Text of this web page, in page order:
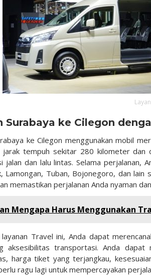
Surabaya ke Cilegon
ke Cilegon menggunakan mobil
jarak tempuh sekitar 280 kilometer
jalan dan lalu lintas. Selama perjalanan,
Lamongan, Tuban, Bojonegoro, dan lain
memastikan perjalanan Anda nyaman
Mengapa Harus Menggunakan
Travel ini, Anda dapat
aksesibilitas transportasi. Anda dapat
harga tiket yang terjangkau,
ragu lagi untuk mempercayakan